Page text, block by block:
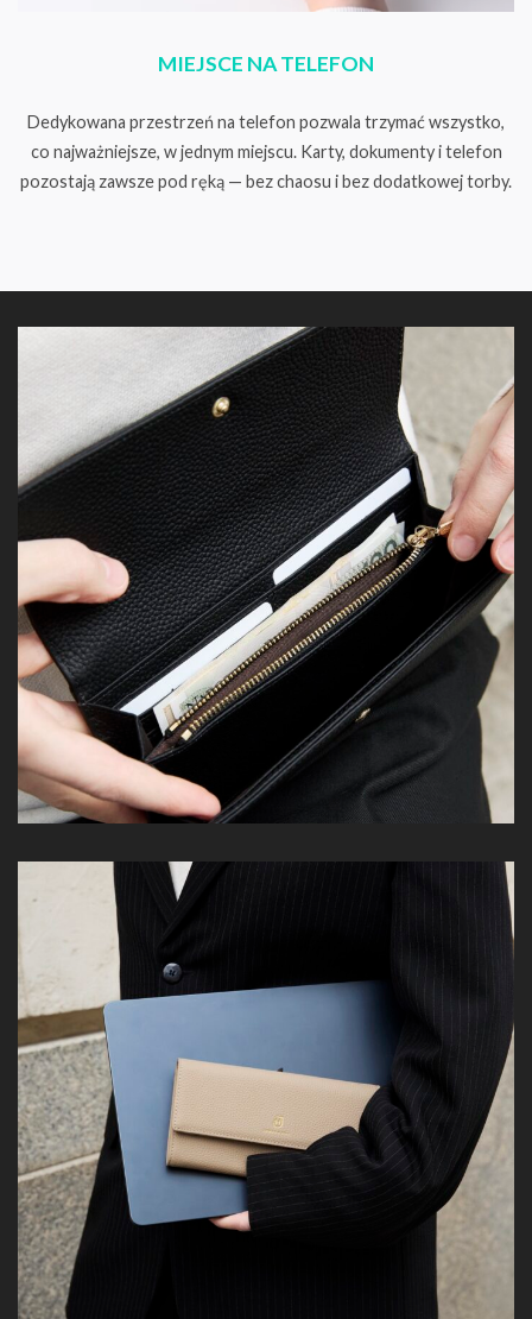
MIEJSCE NA TELEFON
Dedykowana przestrzeń na telefon pozwala trzymać wszystko,
co najważniejsze, w jednym miejscu. Karty, dokumenty i telefon
pozostają zawsze pod ręką — bez chaosu i bez dodatkowej torby.